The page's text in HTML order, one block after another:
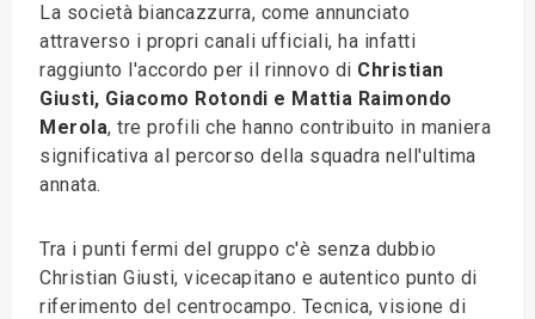
La società biancazzurra, come annunciato
attraverso i propri canali ufficiali, ha infatti
raggiunto l'accordo per il rinnovo di Christian
Giusti, Giacomo Rotondi e Mattia Raimondo
Merola, tre profili che hanno contribuito in maniera
significativa al percorso della squadra nell'ultima
annata.
Tra i punti fermi del gruppo c'è senza dubbio
Christian Giusti, vicecapitano e autentico punto di
riferimento del centrocampo. Tecnica, visione di